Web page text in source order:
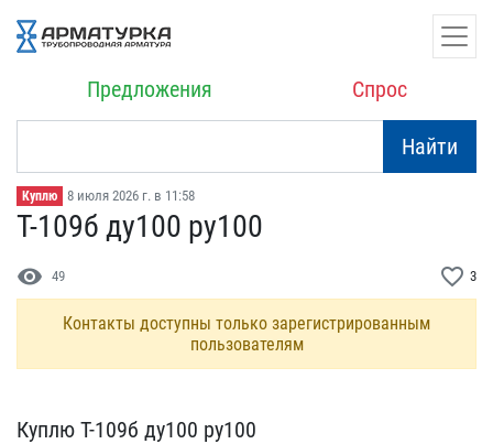
Предложения Спрос
Найти
Куплю 8 июля 2026 г. в 11:58
Т-109б ду100 ру100
visibility 49 favorite_border 3
Контакты доступны только зарегистрированным
пользователям
Куплю Т-109б ду100 ру100